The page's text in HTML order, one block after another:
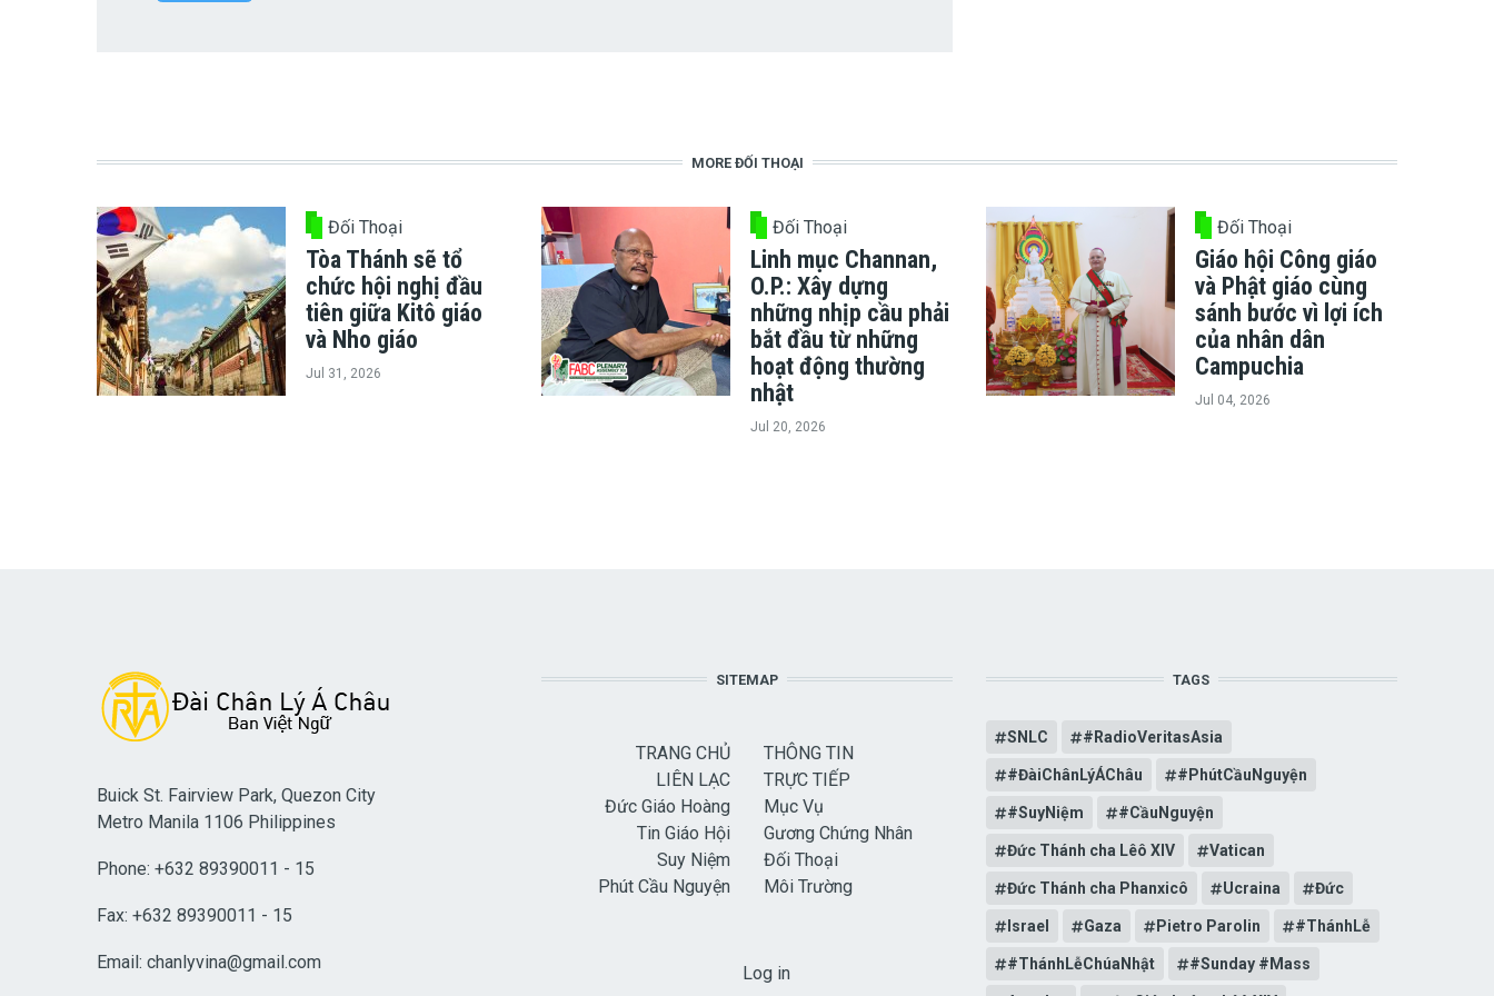
MORE ĐỐI THOẠI
Đối Thoại
Tòa Thánh sẽ tổ
chức hội nghị đầu
tiên giữa Kitô giáo
và Nho giáo
Jul 31, 2026
Đối Thoại
Linh mục Channan,
O.P.: Xây dựng
những nhịp cầu phải
bắt đầu từ những
hoạt động thường
nhật
Jul 20, 2026
Đối Thoại
Giáo hội Công giáo
và Phật giáo cùng
sánh bước vì lợi ích
của nhân dân
Campuchia
Jul 04, 2026
Buick St. Fairview Park, Quezon City
Metro Manila 1106 Philippines
Phone: +632 89390011 - 15
Fax: +632 89390011 - 15
Email: chanlyvina@gmail.com
SITEMAP
TRANG CHỦ
LIÊN LẠC
Đức Giáo Hoàng
Tin Giáo Hội
Suy Niệm
Phút Cầu Nguyện
THÔNG TIN
TRỰC TIẾP
Mục Vụ
Gương Chứng Nhân
Đối Thoại
Môi Trường
Log in
TAGS
SNLC #RadioVeritasAsia
#ĐàiChânLýÁChâu #PhútCầuNguyện
#SuyNiệm #CầuNguyện
Đức Thánh cha Lêô XIV Vatican
Đức Thánh cha Phanxicô Ucraina Đức
Israel Gaza Pietro Parolin #ThánhLễ
#ThánhLễChúaNhật #Sunday #Mass